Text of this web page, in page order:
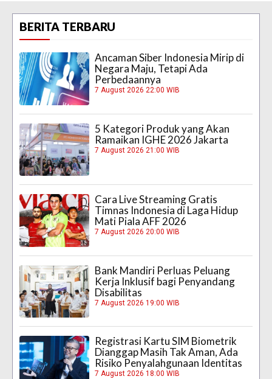
BERITA TERBARU
Ancaman Siber Indonesia Mirip di
Negara Maju, Tetapi Ada
Perbedaannya
7 August 2026 22:00 WIB
5 Kategori Produk yang Akan
Ramaikan IGHE 2026 Jakarta
7 August 2026 21:00 WIB
Cara Live Streaming Gratis
Timnas Indonesia di Laga Hidup
Mati Piala AFF 2026
7 August 2026 20:00 WIB
Bank Mandiri Perluas Peluang
Kerja Inklusif bagi Penyandang
Disabilitas
7 August 2026 19:00 WIB
Registrasi Kartu SIM Biometrik
Dianggap Masih Tak Aman, Ada
Risiko Penyalahgunaan Identitas
7 August 2026 18:00 WIB